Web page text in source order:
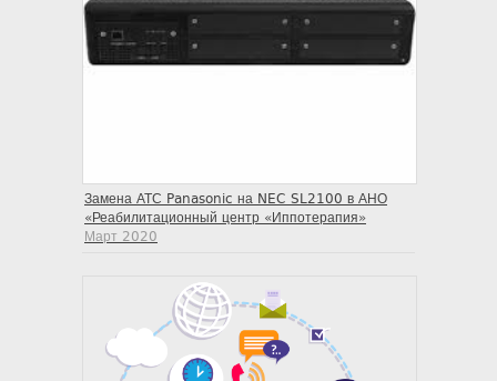
Замена АТС Panasonic на NEC SL2100 в АНО
«Реабилитационный центр «Иппотерапия»
Март 2020